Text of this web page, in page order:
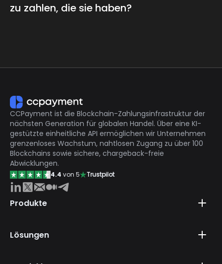
zu zahlen, die sie haben?
wandeln diese Zahlungen automatisch in stabile
können.
CCPayment ist die Blockchain-Zahlungsinfrastruktur der
nächsten Generation für globalen Handel. Über eine KI-
gestützte einheitliche API ermöglichen wir Unternehmen
grenzenloses Wachstum, nahtlosen Zugang zu über 100
Blockchains sowie sichere, chargeback-freie
Abwicklungen.
4.4 von 5 Trustpilot
Produkte
Lösungen